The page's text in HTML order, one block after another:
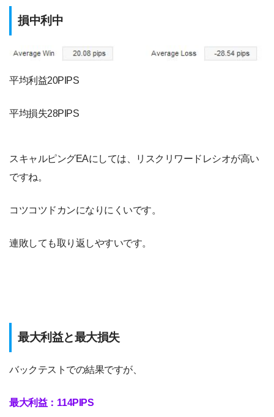
損中利中
平均利益20PIPS
平均損失28PIPS
スキャルピングEAにしては、リスクリワードレシオが高い
ですね。
コツコツドカンになりにくいです。
連敗しても取り返しやすいです。
最大利益と最大損失
バックテストでの結果ですが、
最大利益：114PIPS